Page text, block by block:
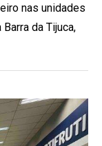
nas unidades
da Tijuca,